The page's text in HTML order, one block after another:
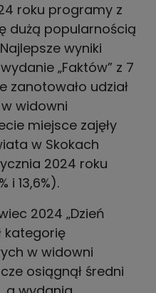
roku programy z
dużą popularnością
wyniki
„Faktów” z 7
zanotowało udział
widowni
miejsce zajęły
w Skokach
2024 roku
i 13,6%).
2024 „Dzień
kategorię
w widowni
osiągnął średni